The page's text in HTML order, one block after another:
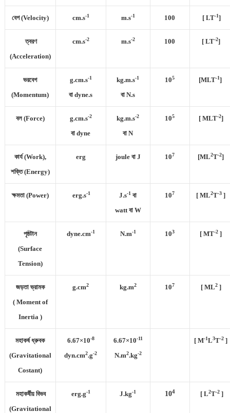
বেগ (Velocity) cm.s-1 m.s-1 100 [ LT-1]
ত্বরণ
(Acceleration)
cm.s-2 m.s-2 100 [ LT-2]
ভরবেগ
(Momentum)
g.cm.s-1
বা dyne.s
kg.m.s-1
বা N.s
105 [MLT-1]
বল (Force) g.cm.s-2
বা dyne
kg.m.s-2
বা N
105 [ MLT-2]
কার্য (Work),
শক্তি (Energy)
erg joule বা J 107 [ML2T-2]
ক্ষমতা (Power) erg.s-1 J.s-1বা
watt বা W
107 [ ML2T-3 ]
পৃষ্ঠটান
(Surface
Tension)
dyne.cm-1 N.m-1 103 [ MT-2 ]
জড়তা ভ্রামক
( Moment of
Inertia )
g.cm2 kg.m2 107 [ ML2]
মহাকর্ষ ধ্রুবক
(Gravitational
Costant)
6.67×10-8
dyn.cm2.g-2
6.67×10-11
N.m2.kg-2
[ M-1L3T-2 ]
মহাকর্ষীয় বিভব
(Gravitational
erg.g-1 J.kg-1 104 [ L2T-2]